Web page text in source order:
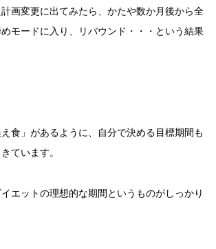
画変更に出てみたら、かたや数か月後から全
モードに入り、リバウンド・・・という結果
食」があるように、自分で決める目標期間も
ています。
エットの理想的な期間というものがしっかり